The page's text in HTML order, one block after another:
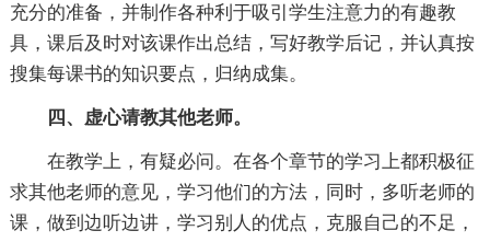
充分的准备，并制作各种利于吸引学生注意力的有趣教
具，课后及时对该课作出总结，写好教学后记，并认真按
搜集每课书的知识要点，归纳成集。
四、虚心请教其他老师。
在教学上，有疑必问。在各个章节的学习上都积极征
求其他老师的意见，学习他们的方法，同时，多听老师的
课，做到边听边讲，学习别人的优点，克服自己的不足，